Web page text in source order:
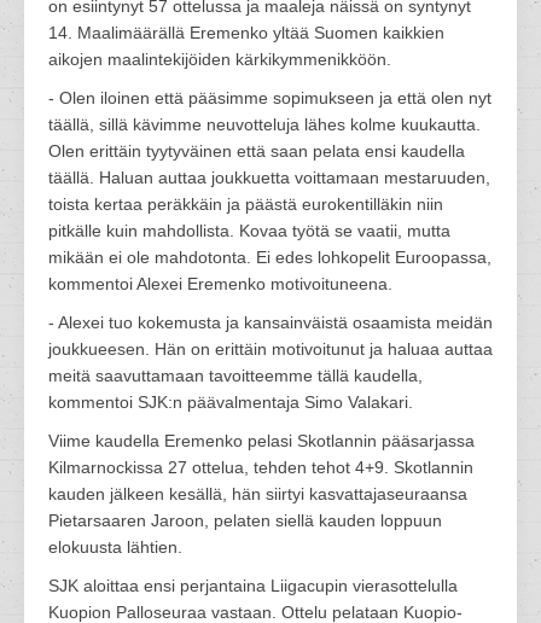
on esiintynyt 57 ottelussa ja maaleja näissä on syntynyt
14. Maalimäärällä Eremenko yltää Suomen kaikkien
aikojen maalintekijöiden kärkikymmenikköön.
- Olen iloinen että pääsimme sopimukseen ja että olen nyt
täällä, sillä kävimme neuvotteluja lähes kolme kuukautta.
Olen erittäin tyytyväinen että saan pelata ensi kaudella
täällä. Haluan auttaa joukkuetta voittamaan mestaruuden,
toista kertaa peräkkäin ja päästä eurokentilläkin niin
pitkälle kuin mahdollista. Kovaa työtä se vaatii, mutta
mikään ei ole mahdotonta. Ei edes lohkopelit Euroopassa,
kommentoi Alexei Eremenko motivoituneena.
- Alexei tuo kokemusta ja kansainväistä osaamista meidän
joukkueesen. Hän on erittäin motivoitunut ja haluaa auttaa
meitä saavuttamaan tavoitteemme tällä kaudella,
kommentoi SJK:n päävalmentaja Simo Valakari.
Viime kaudella Eremenko pelasi Skotlannin pääsarjassa
Kilmarnockissa 27 ottelua, tehden tehot 4+9. Skotlannin
kauden jälkeen kesällä, hän siirtyi kasvattajaseuraansa
Pietarsaaren Jaroon, pelaten siellä kauden loppuun
elokuusta lähtien.
SJK aloittaa ensi perjantaina Liigacupin vierasottelulla
Kuopion Palloseuraa vastaan. Ottelu pelataan Kuopio-